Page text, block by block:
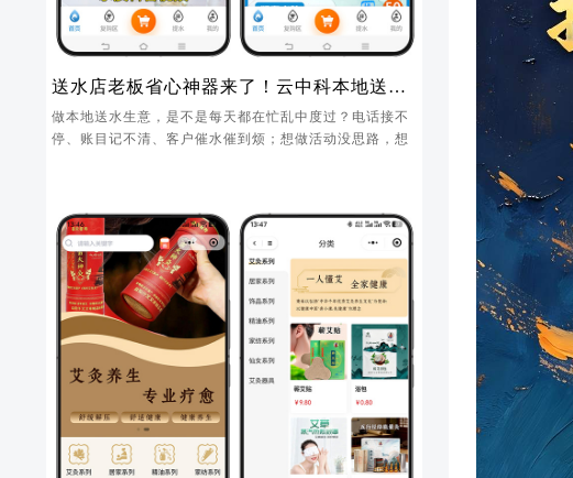
送水店老板省心神器来了！云中科本地送水
小程序，管店、拉新、锁客一步到位
做本地送水生意，是不是每天都在忙乱中度过？电话接不
停、账目记不清、客户催水催到烦；想做活动没思路，想